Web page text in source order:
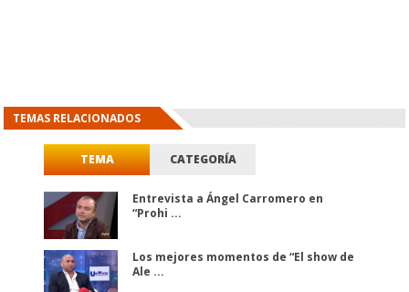
TEMAS RELACIONADOS
TEMA CATEGORÍA
Entrevista a Ángel Carromero en
“Prohi ...
Los mejores momentos de “El show de
Ale ...